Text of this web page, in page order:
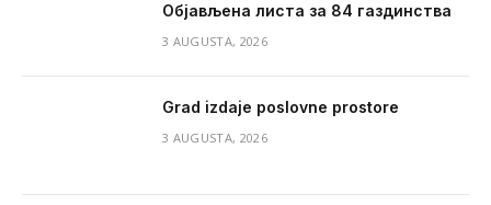
Објављена листа за 84 газдинства
3 AUGUSTA, 2026
Grad izdaje poslovne prostore
3 AUGUSTA, 2026